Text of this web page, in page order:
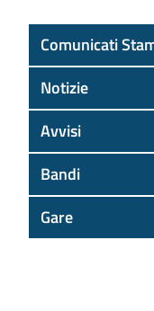
Comunicati
Notizie
Avvisi
Bandi
Gare